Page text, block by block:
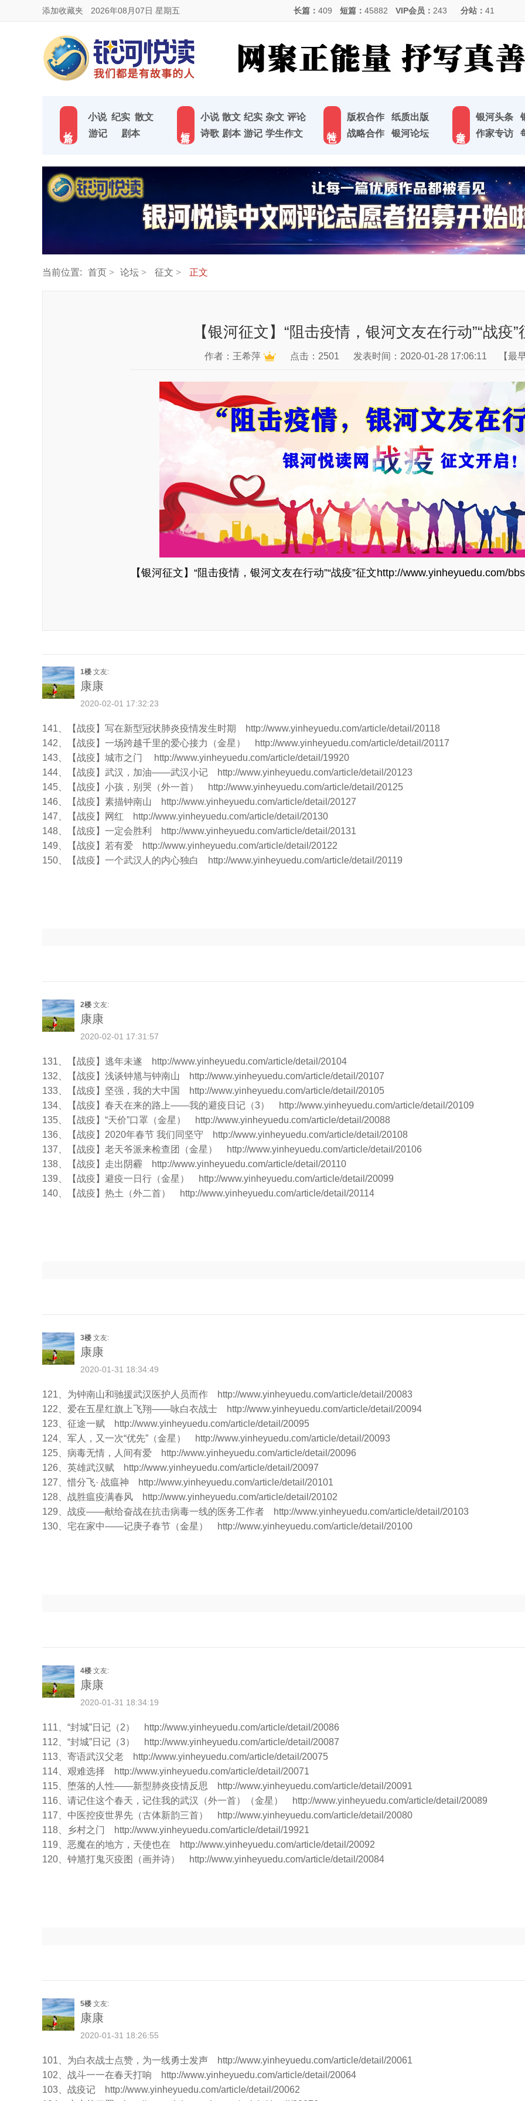
添加收藏夹 2026年08月07日 星期五 长篇： 409 短篇： 45882 VIP会员： 243 分站： 41
小说 纪实 散文
游记
剧本
小说 散文 纪实 杂文 评论
诗歌 剧本 游记 学生作文
版权合作
纸质出版
战略合作
银河论坛
银河头条
作家专访
当前位置: 首页 论坛 征文 正文
【银河征文】“阻击疫情，银河文友在行动”“战疫
作者： 王希萍 点击：2501 发表时间：2020-01-28 17:06:11 【最
【银河征文】“阻击疫情，银河文友在行动”“战疫”征文http://www.yinheyuedu.com/
1楼 文友:
康康
2020-02-01 17:32:23
141、【战疫】写在新型冠状肺炎疫情发生时期
http://www.yinheyuedu.com/article/detail/20118
142、【战疫】一场跨越千里的爱心接力（金星）
http://www.yinheyuedu.com/article/detail/20117
143、【战疫】城市之门
http://www.yinheyuedu.com/article/detail/19920
144、【战疫】武汉，加油——武汉小记
http://www.yinheyuedu.com/article/detail/20123
145、【战疫】小孩，别哭（外一首）
http://www.yinheyuedu.com/article/detail/20125
146、【战疫】素描钟南山
http://www.yinheyuedu.com/article/detail/20127
147、【战疫】网红
http://www.yinheyuedu.com/article/detail/20130
148、【战疫】一定会胜利
http://www.yinheyuedu.com/article/detail/20131
149、【战疫】若有爱
http://www.yinheyuedu.com/article/detail/20122
150、【战疫】一个武汉人的内心独白
http://www.yinheyuedu.com/article/detail/20119
2楼 文友:
康康
2020-02-01 17:31:57
131、【战疫】逃年未遂
http://www.yinheyuedu.com/article/detail/20104
132、【战疫】浅谈钟馗与钟南山
http://www.yinheyuedu.com/article/detail/20107
133、【战疫】坚强，我的大中国
http://www.yinheyuedu.com/article/detail/20105
134、【战疫】春天在来的路上——我的避疫日记（3）
http://www.yinheyuedu.com/article/detail/20109
135、【战疫】“天价”口罩（金星）
http://www.yinheyuedu.com/article/detail/20088
136、【战疫】2020年春节 我们同坚守
http://www.yinheyuedu.com/article/detail/20108
137、【战疫】老天爷派来检查团（金星）
http://www.yinheyuedu.com/article/detail/20106
138、【战疫】走出阴霾
http://www.yinheyuedu.com/article/detail/20110
139、【战疫】避疫一日行（金星）
http://www.yinheyuedu.com/article/detail/20099
140、【战疫】热土（外二首）
http://www.yinheyuedu.com/article/detail/20114
3楼 文友:
康康
2020-01-31 18:34:49
121、为钟南山和驰援武汉医护人员而作
http://www.yinheyuedu.com/article/detail/20083
122、爱在五星红旗上飞翔——咏白衣战士
http://www.yinheyuedu.com/article/detail/20094
123、征途一赋
http://www.yinheyuedu.com/article/detail/20095
124、军人，又一次“优先”（金星）
http://www.yinheyuedu.com/article/detail/20093
125、病毒无情，人间有爱
http://www.yinheyuedu.com/article/detail/20096
126、英雄武汉赋
http://www.yinheyuedu.com/article/detail/20097
127、惜分飞· 战瘟神
http://www.yinheyuedu.com/article/detail/20101
128、战胜瘟疫满春风
http://www.yinheyuedu.com/article/detail/20102
129、战疫——献给奋战在抗击病毒一线的医务工作者
http://www.yinheyuedu.com/article/detail/20103
130、宅在家中——记庚子春节（金星）
http://www.yinheyuedu.com/article/detail/20100
4楼 文友:
康康
2020-01-31 18:34:19
111、“封城”日记（2）
http://www.yinheyuedu.com/article/detail/20086
112、“封城”日记（3）
http://www.yinheyuedu.com/article/detail/20087
113、寄语武汉父老
http://www.yinheyuedu.com/article/detail/20075
114、艰难选择
http://www.yinheyuedu.com/article/detail/20071
115、堕落的人性——新型肺炎疫情反思
http://www.yinheyuedu.com/article/detail/20091
116、请记住这个春天，记住我的武汉（外一首）（金星）
http://www.yinheyuedu.com/article/detail/20089
117、中医控疫世界先（古体新韵三首）
http://www.yinheyuedu.com/article/detail/20080
118、乡村之门
http://www.yinheyuedu.com/article/detail/19921
119、恶魔在的地方，天使也在
http://www.yinheyuedu.com/article/detail/20092
120、钟馗打鬼灭疫图（画并诗）
http://www.yinheyuedu.com/article/detail/20084
5楼 文友:
康康
2020-01-31 18:26:55
101、为白衣战士点赞，为一线勇士发声
http://www.yinheyuedu.com/article/detail/20061
102、战斗一一在春天打响
http://www.yinheyuedu.com/article/detail/20064
103、战疫记
http://www.yinheyuedu.com/article/detail/20062